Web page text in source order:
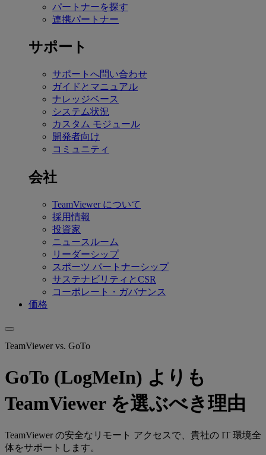
パートナーを探す
連携パートナー
サポート
サポートへ問い合わせ
ガイドとマニュアル
ナレッジベース
システム状況
カスタム モジュール
開発者向け
コミュニティ
会社
TeamViewer について
採用情報
投資家
ニュースルーム
リーダーシップ
スポーツ パートナーシップ
サステナビリティとCSR
コーポレート・ガバナンス
価格
TeamViewer vs. GoTo
GoTo (LogMeIn) よりも
TeamViewer を選ぶべき理由
TeamViewer の安全なリモート アクセスで、貴社の IT 環境全
体をサポートします。